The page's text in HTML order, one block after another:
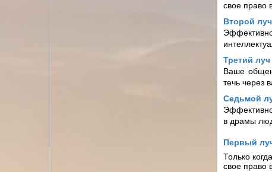
свое право
Второй луч
Третий луч
Ваше
течь через
Седьмой
в драмы
Первый
Только
свое право